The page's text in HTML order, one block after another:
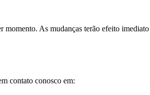
As mudanças terão efeito
contato conosco em: